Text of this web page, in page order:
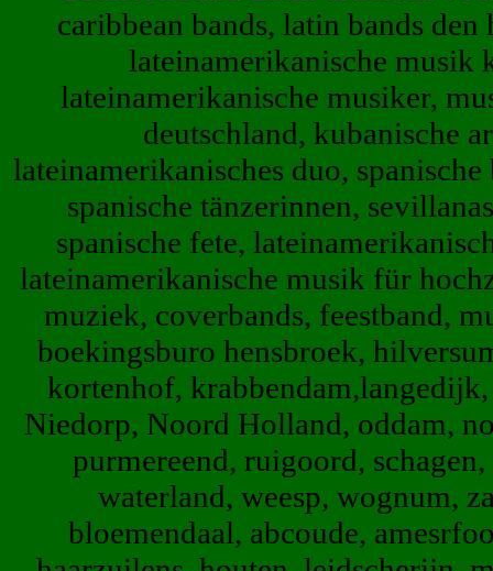
caribbean bands, latin bands
lateinamerikanische musik
lateinamerikanische musiker,
deutschland, kubanische
lateinamerikanisches duo,
spanische tänzerinnen,
spanische fete,
lateinamerikanische musik für
muziek, coverbands, feestband,
boekingsburo hensbroek,
kortenhof,
Niedorp, Noord Holland, oddam,
purmereend, ruigoord,
waterland, weesp, wognum,
bloemendaal, abcoude,